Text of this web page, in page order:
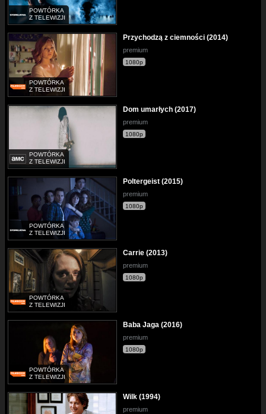
POWTÓRKA
Z TELEWIZJI
POWTÓRKA
Z TELEWIZJI
Przychodzą z ciemności (2014)
premium
1080p
POWTÓRKA
Z TELEWIZJI
Dom umarłych (2017)
premium
1080p
POWTÓRKA
Z TELEWIZJI
Poltergeist (2015)
premium
1080p
POWTÓRKA
Z TELEWIZJI
Carrie (2013)
premium
1080p
POWTÓRKA
Z TELEWIZJI
Baba Jaga (2016)
premium
1080p
Wilk (1994)
premium